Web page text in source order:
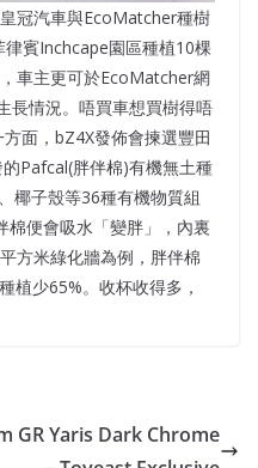
冠汽車與EcoMatcher種樹
賓Inchcape園區種植10棵
車主更可於EcoMatcher網
長情況。唔買車想買樹得唔
面，bZ4X發佈會揀選豐田
Pafcal(胖伴棉)有機無土種
椰子殼等36種有機物質組
棉便會吸水「變胖」，內裏
方米綠化牆為例，胖伴棉
植少65%。收杯收得多，
GR Yaris Dark Chrome